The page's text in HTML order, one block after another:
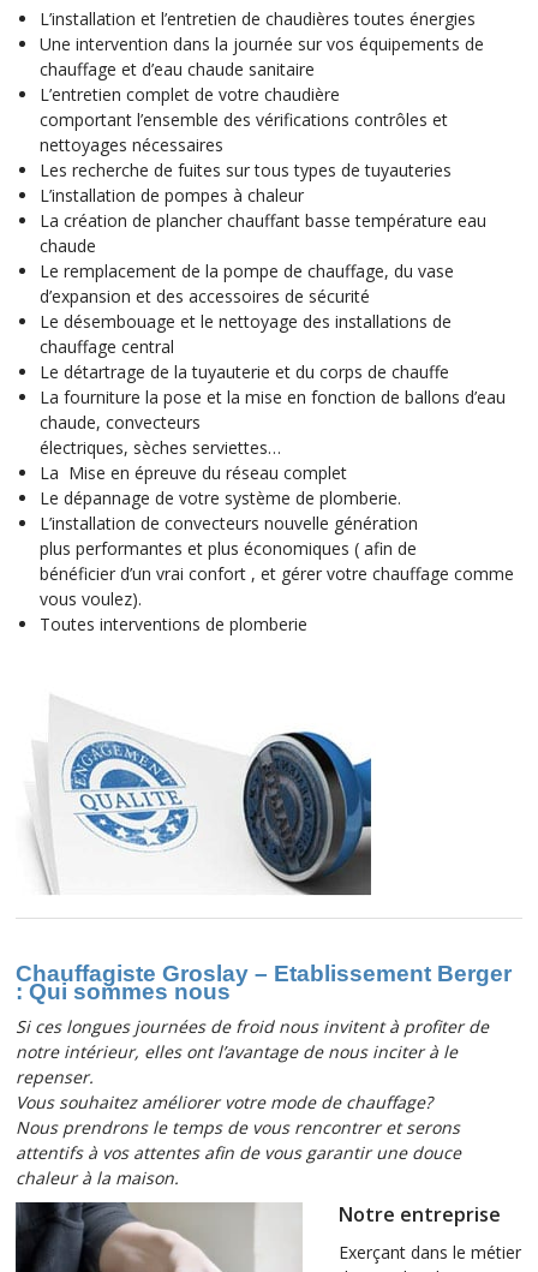
L’installation et l’entretien de chaudières toutes énergies
Une intervention dans la journée sur vos équipements de
chauffage et d’eau chaude sanitaire
L’entretien complet de votre chaudière
comportant l’ensemble des vérifications contrôles et
nettoyages nécessaires
Les recherche de fuites sur tous types de tuyauteries
L’installation de pompes à chaleur
La création de plancher chauffant basse température eau
chaude
Le remplacement de la pompe de chauffage, du vase
d’expansion et des accessoires de sécurité
Le désembouage et le nettoyage des installations de
chauffage central
Le détartrage de la tuyauterie et du corps de chauffe
La fourniture la pose et la mise en fonction de ballons d’eau
chaude, convecteurs
électriques, sèches serviettes…
La Mise en épreuve du réseau complet
Le dépannage de votre système de plomberie.
L’installation de convecteurs nouvelle génération
plus performantes et plus économiques ( afin de
bénéficier d’un vrai confort , et gérer votre chauffage comme
vous voulez).
Toutes interventions de plomberie
Chauffagiste Groslay – Etablissement Berger
: Qui sommes nous
Si ces longues journées de froid nous invitent à profiter de
notre intérieur, elles ont l’avantage de nous inciter à le
repenser.
Vous souhaitez améliorer votre mode de chauffage?
Nous prendrons le temps de vous rencontrer et serons
attentifs à vos attentes afin de vous garantir une douce
chaleur à la maison.
Notre entreprise
Exerçant dans le métier